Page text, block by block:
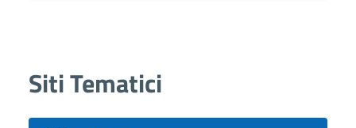
Siti Tematici